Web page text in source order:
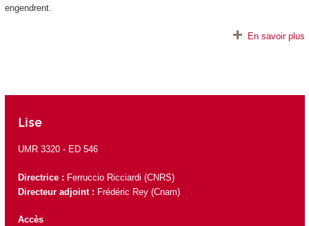
engendrent.
En savoir plus
Lise
UMR 3320 - ED 546
Directrice : Ferruccio Ricciardi (CNRS)
Directeur adjoint : Frédéric Rey(Cnam)
Accès